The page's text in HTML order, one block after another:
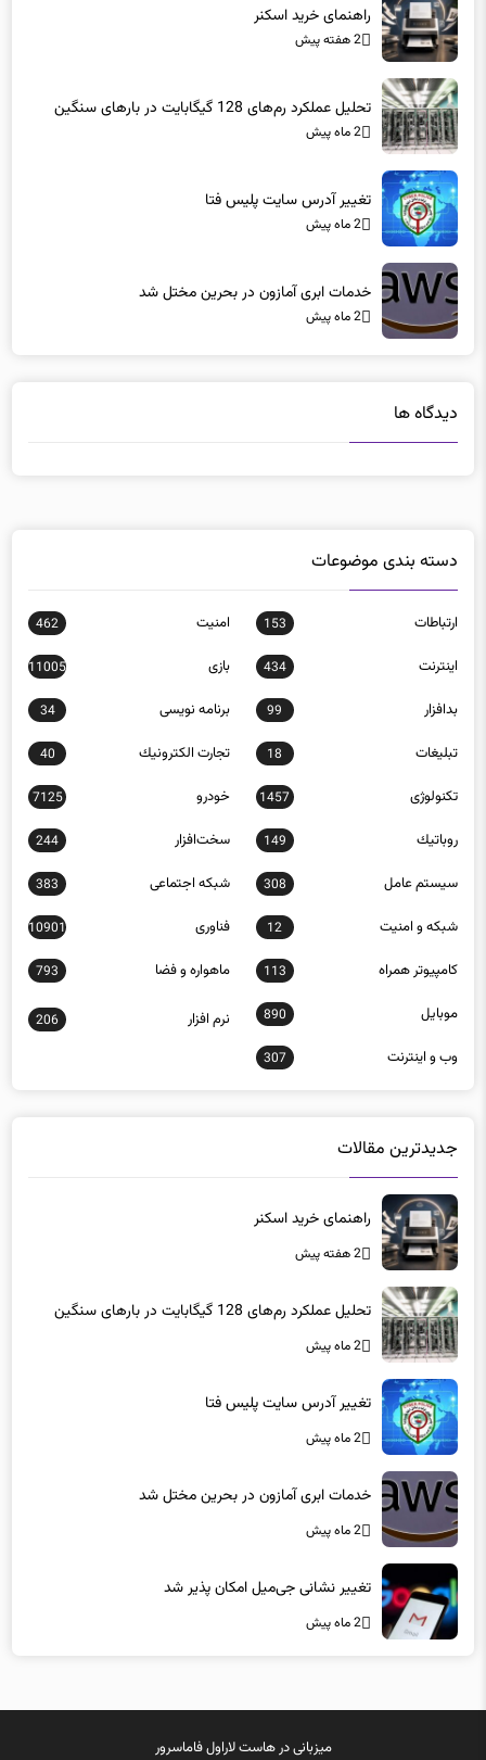
راهنمای خرید اسکنر
2 هفته پیش
تحلیل عملکرد رم‌های 128 گیگابایت در بارهای سنگین
2 ماه پیش
تغییر آدرس سایت پلیس فتا
2 ماه پیش
خدمات ابری آمازون در بحرین مختل شد
2 ماه پیش
دیدگاه ها
دسته بندی موضوعات
ارتباطات 153 امنيت 462
اينترنت 434 بازی 11005
بدافزار 99 برنامه نويسی 34
تبلیغات 18 تجارت الكترونيك 40
تکنولوژی 1457 خودرو 7125
روباتيك 149 سخت‌افزار 244
سيستم عامل 308 شبكه اجتماعی 383
شبكه و امنيت 12 فناوری 10901
كامپيوتر همراه 113 ماهواره و فضا 793
موبايل 890 نرم افزار 206
وب و اينترنت 307
جدیدترین مقالات
راهنمای خرید اسکنر
2 هفته پیش
تحلیل عملکرد رم‌های 128 گیگابایت در بارهای سنگین
2 ماه پیش
تغییر آدرس سایت پلیس فتا
2 ماه پیش
خدمات ابری آمازون در بحرین مختل شد
2 ماه پیش
تغییر نشانی جی‌میل امکان پذیر شد
2 ماه پیش
میزبانی درهاست لاراولفاماسرور